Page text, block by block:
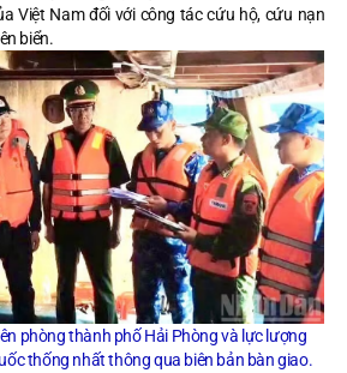
Việt Nam đối với công tác cứu hộ, cứu nạn
biển.
phòng thành phố Hải Phòng và lực lượng
thống nhất thông qua biên bản bàn giao.